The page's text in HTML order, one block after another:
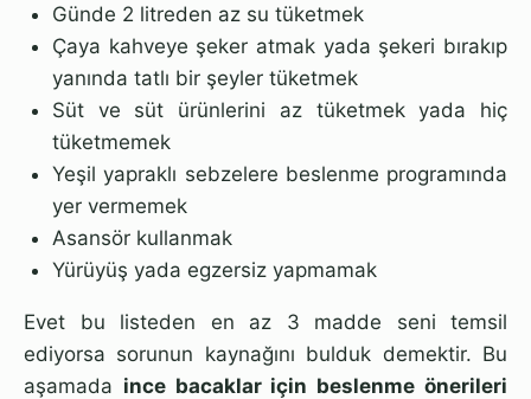
Günde 2 litreden az su tüketmek
Çaya kahveye şeker atmak yada şekeri bırakıp
yanında tatlı bir şeyler tüketmek
Süt ve süt ürünlerini az tüketmek yada hiç
tüketmemek
Yeşil yapraklı sebzelere beslenme programında
yer vermemek
Asansör kullanmak
Yürüyüş yada egzersiz yapmamak
Evet bu listeden en az 3 madde seni temsil
ediyorsa sorunun kaynağını bulduk demektir. Bu
aşamada ince bacaklar için beslenme önerileri